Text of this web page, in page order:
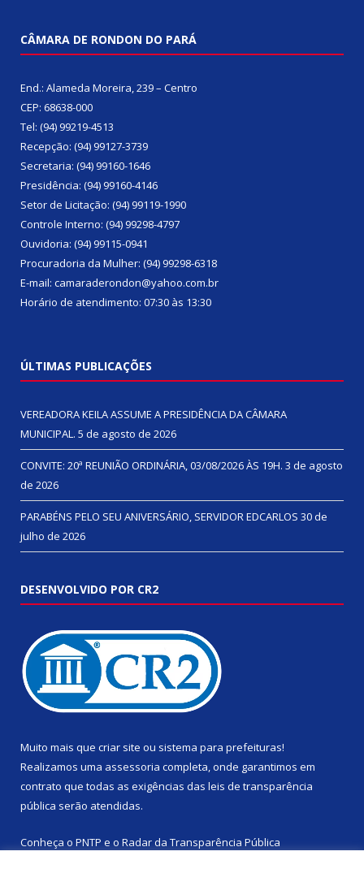
CÂMARA DE RONDON DO PARÁ
End.: Alameda Moreira, 239 – Centro
CEP: 68638-000
Tel: (94) 99219-4513
Recepção: (94) 99127-3739
Secretaria: (94) 99160-1646
Presidência: (94) 99160-4146
Setor de Licitação: (94) 99119-1990
Controle Interno: (94) 99298-4797
Ouvidoria: (94) 99115-0941
Procuradoria da Mulher: (94) 99298-6318
E-mail: camaraderondon@yahoo.com.br
Horário de atendimento: 07:30 às 13:30
ÚLTIMAS PUBLICAÇÕES
VEREADORA KEILA ASSUME A PRESIDÊNCIA DA CÂMARA
MUNICIPAL. 5 de agosto de 2026
CONVITE: 20ª REUNIÃO ORDINÁRIA, 03/08/2026 ÀS 19H. 3 de agosto
de 2026
PARABÉNS PELO SEU ANIVERSÁRIO, SERVIDOR EDCARLOS 30 de
julho de 2026
DESENVOLVIDO POR CR2
Muito mais que criar site ou sistema para prefeituras!
Realizamos uma assessoria completa, onde garantimos em
contrato que todas as exigências das leis de transparência
pública serão atendidas.
Conheça o PNTP e o Radar da Transparência Pública